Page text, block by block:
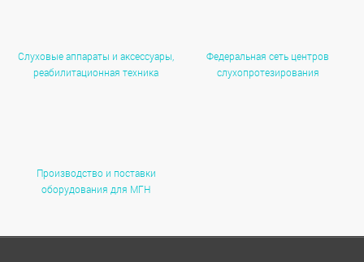
Слуховые аппараты и аксессуары,
реабилитационная техника
Федеральная сеть центров
слухопротезирования
Производство и поставки
оборудования для МГН